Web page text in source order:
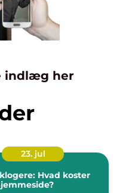
indlæg her
23. jul
Hvad koster